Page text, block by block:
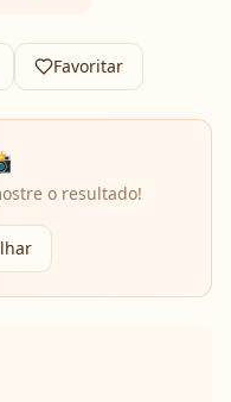
Favoritar
o resultado!